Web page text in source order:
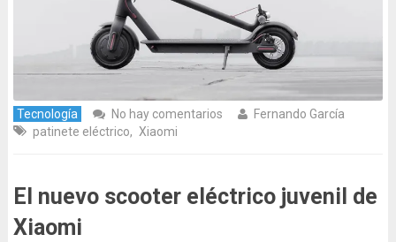
Tecnología No hay comentarios
Fernando García
patinete eléctrico, Xiaomi
El nuevo scooter eléctrico juvenil de
Xiaomi